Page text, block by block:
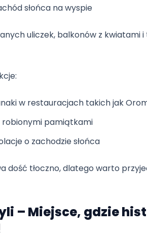
słońca na wyspie
uliczek, balkonów z kwiatami
w restauracjach takich jak
robionymi pamiątkami
o zachodzie słońca
dość tłoczno, dlatego warto
– Miejsce, gdzie